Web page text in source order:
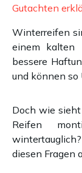
Gutachten
Winterreifen
einem kalten
bessere
und können so
Doch wie
Reifen
diesen Fragen